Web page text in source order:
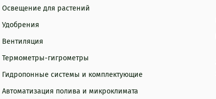
Освещение для растений
Удобрения
Вентиляция
Термометры-гигрометры
Гидропонные системы и комплектующие
Автоматизация полива и микроклимата